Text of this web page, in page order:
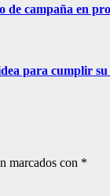
de campaña en
para cumplir su
marcados con *